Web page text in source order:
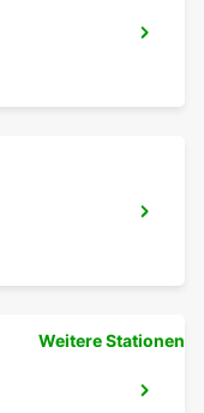
Weitere Stationen